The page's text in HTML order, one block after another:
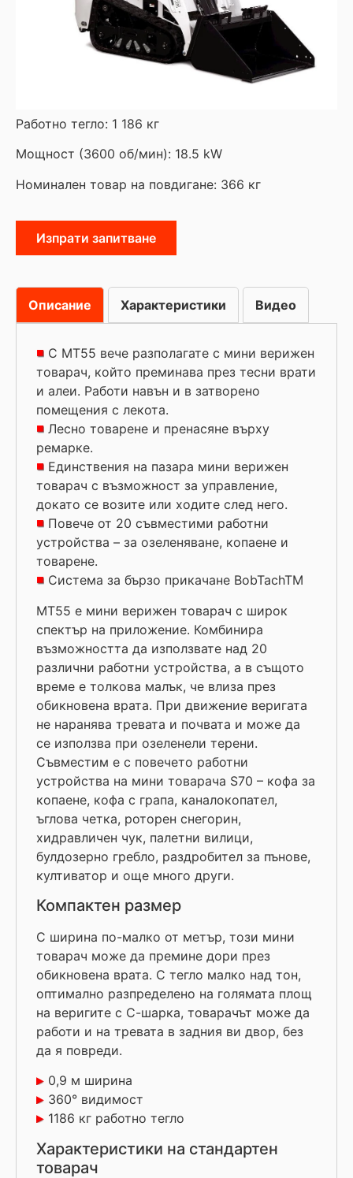
Работно тегло: 1 186 кг
Мощност (3600 об/мин): 18.5 kW
Номинален товар на повдигане: 366 кг
Изпрати запитване
Описание Характеристики Видео
С MT55 вече разполагате с мини верижен
товарач, който преминава през тесни врати
и алеи. Работи навън и в затворено
помещения с лекота.
Лесно товарене и пренасяне върху
ремарке.
Единствения на пазара мини верижен
товарач с възможност за управление,
докато се возите или ходите след него.
Повече от 20 съвместими работни
устройства – за озеленяване, копаене и
товарене.
Система за бързо прикачане BobTachTM
MT55 е мини верижен товарач с широк
спектър на приложение. Комбинира
възможността да използвате над 20
различни работни устройства, а в същото
време е толкова малък, че влиза през
обикновена врата. При движение веригата
не наранява тревата и почвата и може да
се използва при озеленели терени.
Съвместим е с повечето работни
устройства на мини товарача S70 – кофа за
копаене, кофа с грапа, каналокопател,
ъглова четка, роторен снегорин,
хидравличен чук, палетни вилици,
булдозерно гребло, раздробител за пънове,
култиватор и още много други.
Компактен размер
С ширина по-малко от метър, този мини
товарач може да премине дори през
обикновена врата. С тегло малко над тон,
оптимално разпределено на голямата площ
на веригите с С-шарка, товарачът може да
работи и на тревата в задния ви двор, без
да я повреди.
0,9 м ширина
360° видимост
1186 кг работно тегло
Характеристики на стандартен
товарач